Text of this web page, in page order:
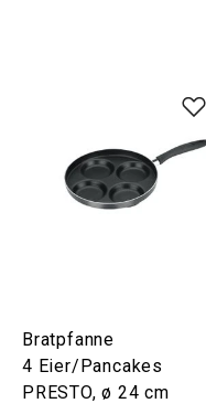
Bratpfanne
4 Eier/Pancakes
PRESTO, ø 24 cm